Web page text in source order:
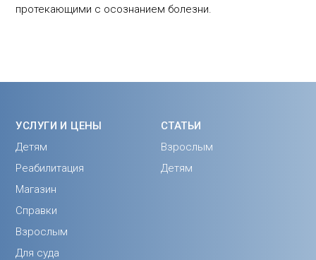
протекающими с осознанием болезни.
УСЛУГИ И ЦЕНЫ
Детям
Реабилитация
Магазин
Справки
Взрослым
Для суда
СТАТЬИ
Взрослым
Детям